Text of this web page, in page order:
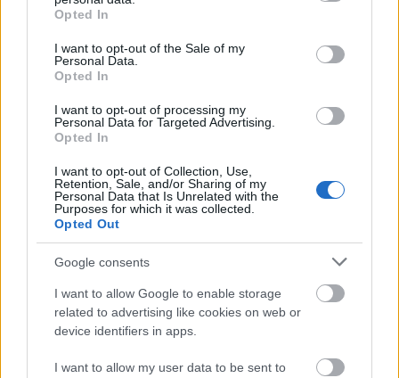
grant or deny consent to Google and its third-party tags to
use your data for below specified purposes in below Google
consent section.
Opted In
I want to opt-out of the Sale of my
Personal Data.
Opted In
I want to opt-out of processing my
Personal Data for Targeted Advertising.
Opted In
I want to opt-out of Collection, Use,
Retention, Sale, and/or Sharing of my
Personal Data that Is Unrelated with the
Purposes for which it was collected.
Opted Out
Google consents
I want to allow Google to enable storage
related to advertising like cookies on web or
device identifiers in apps.
I want to allow my user data to be sent to
Μυκόνου. Η παραλία...
Διασκέδαση Μύκονος
Jackie O’: Όλος ο μύθος, πίσω από το θρυλικό bar της
Μυκόνου!
19 Σεπτεμβρίου 2019, 16:38
To Jackie O' έβαλε στοίχημα πριν 10 χρόνια να γίνει brand και όχι απλά...